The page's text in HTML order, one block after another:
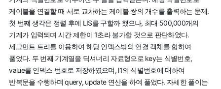
케이블을 연결할 때 서로 교차하는 케이블 쌍의 개수를 출력하는 문제.
첫 번쨰 생각은 정렬 후에 LIS를 구할까 했으나, 최대 500,000개의
기계가 입력되며 시간 제한이 1초라 불가할 것으로 판단하였다.
세그먼트 트리를 이용하여 해당 인덱스밖의 연결 객체를 합하여
풀었다. 두 번째 기계열을 딕셔너리 자료형으로 key는 식별번호,
value를 인덱스 번호로 저장하였으며, l1의 식별번호에 대하여
반복문을 수행하며 query, update 연산을 하여 풀었다. 자세한 풀이는